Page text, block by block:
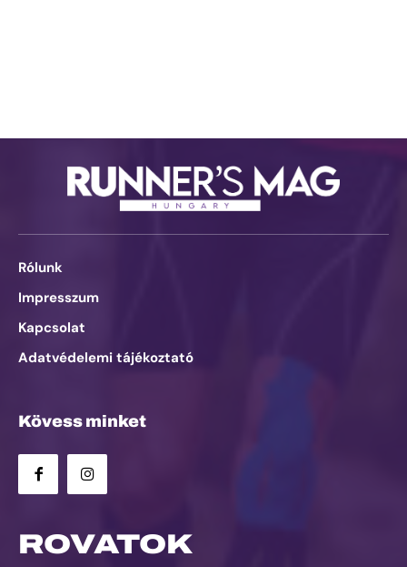
Rólunk
Impresszum
Kapcsolat
Adatvédelemi tájékoztató
Kövess minket
ROVATOK